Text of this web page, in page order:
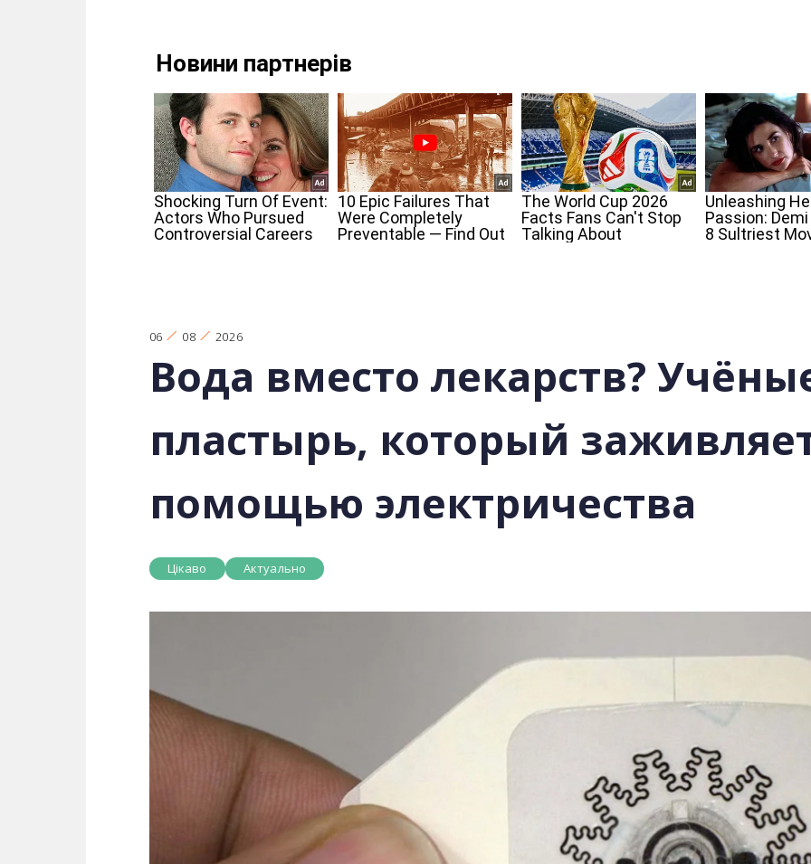
06 08 2026
Вода вместо лекарств?
пластырь, который
помощью электричества
Цікаво Актуально